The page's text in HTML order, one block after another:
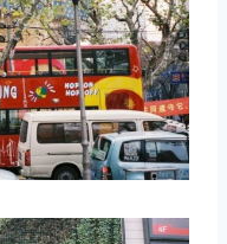
搜索